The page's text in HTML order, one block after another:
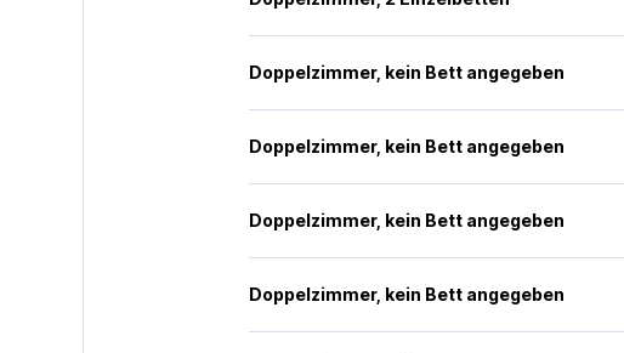
Doppelzimmer, kein Bett angegeben
Doppelzimmer, kein Bett angegeben
Doppelzimmer, kein Bett angegeben
Doppelzimmer, kein Bett angegeben